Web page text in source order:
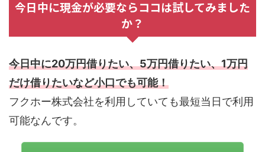
今日中に現金が必要ならココは試してみました
か？
今日中に20万円借りたい、5万円借りたい、1万円
だけ借りたいなど小口でも可能！
フクホー株式会社を利用していても最短当日で利用
可能なんです。